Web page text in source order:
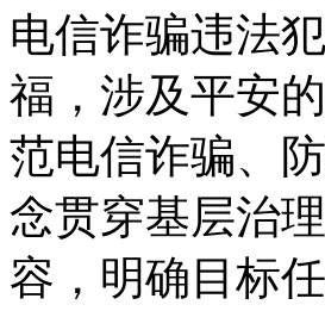
电信诈骗违法
福，涉及平安
范电信诈骗、
念贯穿基层治
容，明确目标